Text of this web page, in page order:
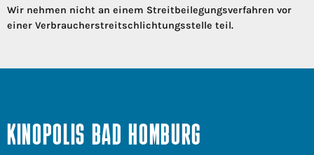
Wir nehmen nicht an einem Streitbeilegungsverfahren vor
einer Verbraucherstreitschlichtungsstelle teil.
KINOPOLIS BAD HOMBURG